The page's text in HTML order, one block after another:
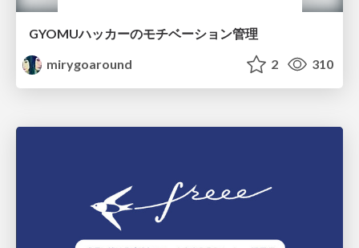
GYOMUハッカーのモチベーション管理
mirygoaround
2 310